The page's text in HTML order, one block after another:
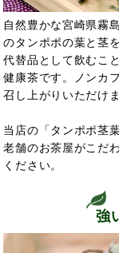
自然豊かな宮崎県霧
のタンポポの葉と茎
代替品として飲むこ
健康茶です。ノンカ
召し上がりいただけま
当店の「タンポポ茎
老舗のお茶屋がこだ
ください。
強